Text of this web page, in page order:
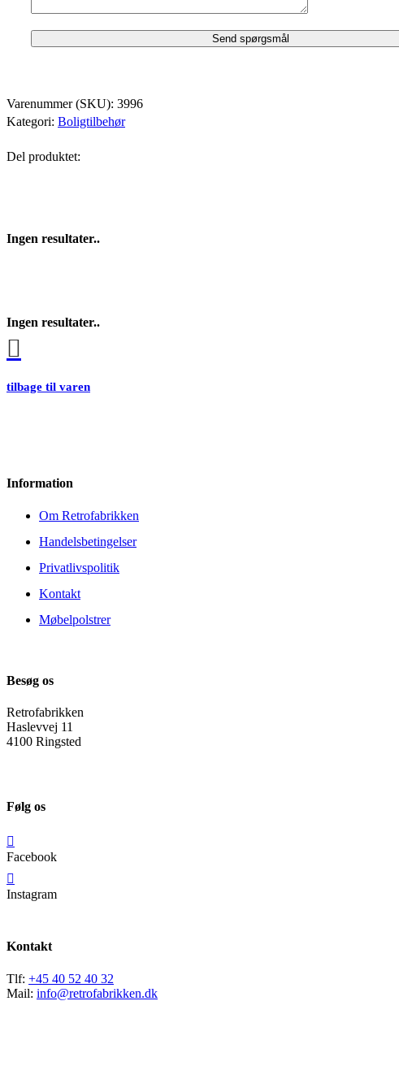
Varenummer (SKU): 3996
Kategori: Boligtilbehør
Del produktet:
Ingen resultater..
Ingen resultater..
tilbage til varen
Information
Om Retrofabrikken
Handelsbetingelser
Privatlivspolitik
Kontakt
Møbelpolstrer
Besøg os
Retrofabrikken
Haslevvej 11
4100 Ringsted
Følg os
Facebook
Instagram
Kontakt
Tlf: +45 40 52 40 32
Mail: info@retrofabrikken.dk